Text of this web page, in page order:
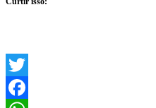
Twitter